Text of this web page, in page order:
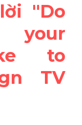
"Do
your
to
TV